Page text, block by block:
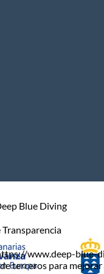
Blue Diving
Transparencia
www.deep-blue-
terceros para